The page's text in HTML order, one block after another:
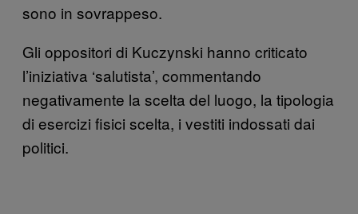
sono in sovrappeso.
Gli oppositori di Kuczynski hanno criticato
l’iniziativa ‘salutista’, commentando
negativamente la scelta del luogo, la tipologia
di esercizi fisici scelta, i vestiti indossati dai
politici.